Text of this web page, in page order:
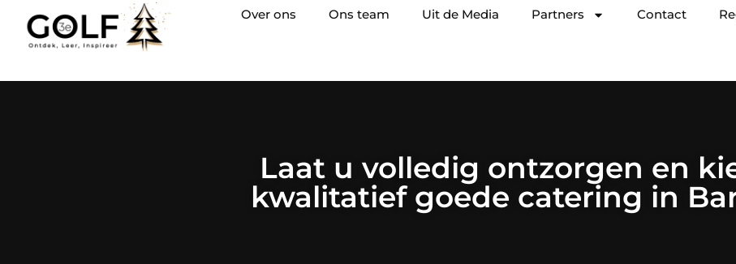
Over ons Ons team Uit de Media Partners Contact
Laat u volledig ontzorgen en
kwalitatief goede catering in